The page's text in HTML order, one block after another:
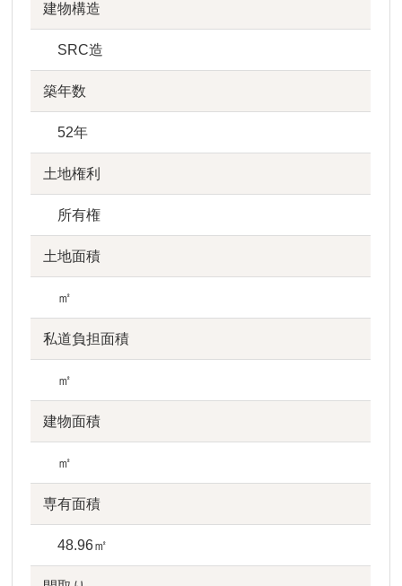
建物構造
SRC造
築年数
52年
土地権利
所有権
土地面積
㎡
私道負担面積
㎡
建物面積
㎡
専有面積
48.96㎡